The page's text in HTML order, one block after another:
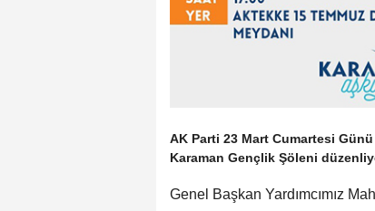
AK Parti 23 Mart Cumartesi
Karaman Gençlik Şöleni
Genel Başkan Yardımcımız